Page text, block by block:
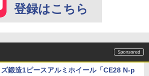
登録はこちら
ズ鍛造1ピースアルミホイール「CE28 N-p